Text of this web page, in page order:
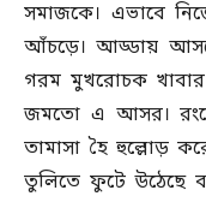
সমাজকে। এভাবে
আঁচড়ে। আড্ডায়
গরম মুখরোচক
জমতো এ আসর।
তামাসা হৈ হুল্লোড়
তুলিতে ফুটে উঠেছে